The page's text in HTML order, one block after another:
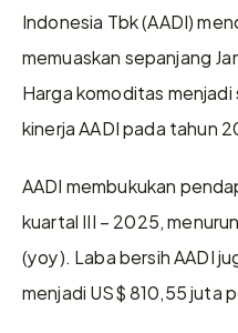
Indonesia Tbk (AADI)
memuaskan sepanjang
Harga komoditas
kinerja AADI pada tahun
AADI membukukan
kuartal III – 2025,
(yoy). Laba bersih AADI
menjadi US$ 810,55 juta